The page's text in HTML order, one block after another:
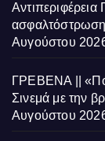
ασφαλτόστρωση
Αυγούστου
ΓΡΕΒΕΝΑ ||
Σινεμά με την
Αυγούστου